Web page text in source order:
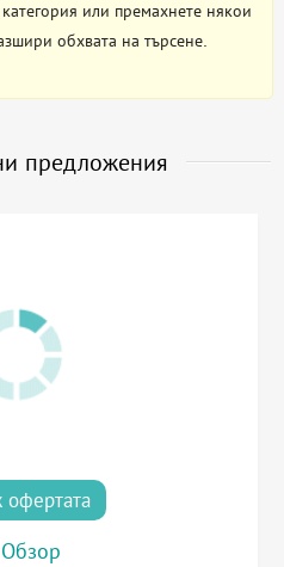
или премахнете някои
обхвата на търсене.
предложения
офертата
Обзор